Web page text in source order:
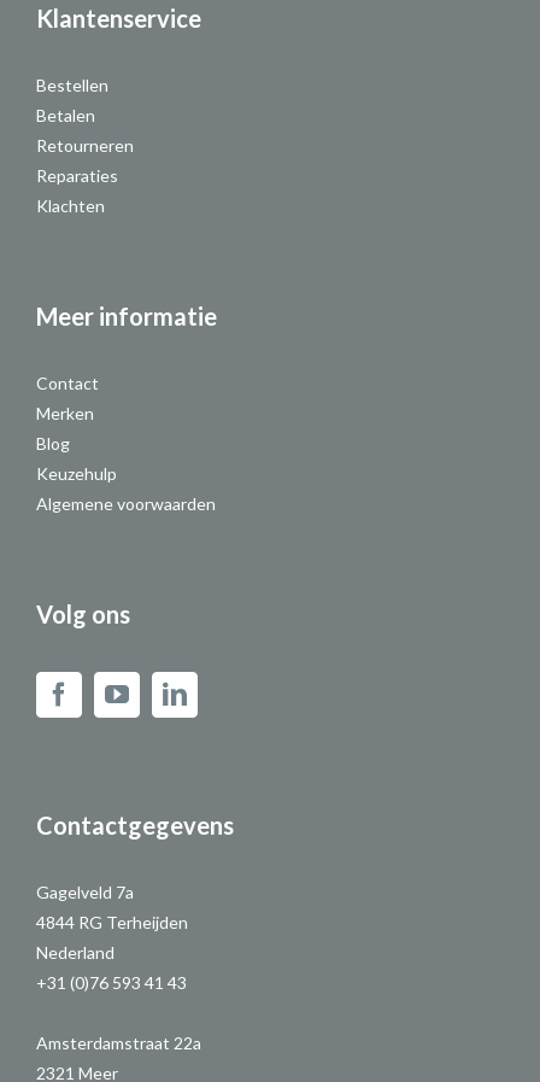
Klantenservice
Bestellen
Betalen
Retourneren
Reparaties
Klachten
Meer informatie
Contact
Merken
Blog
Keuzehulp
Algemene voorwaarden
Volg ons
Contactgegevens
Gagelveld 7a
4844 RG Terheijden
Nederland
+31 (0)76 593 41 43
Amsterdamstraat 22a
2321 Meer